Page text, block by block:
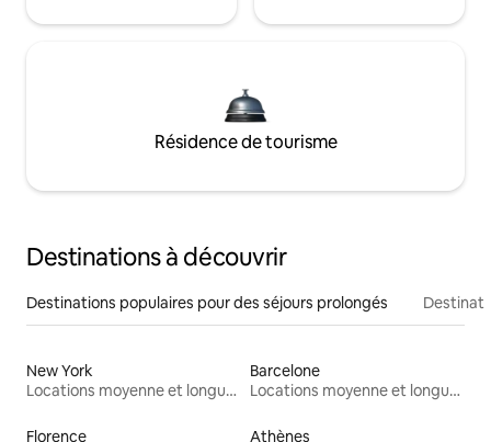
Résidence de tourisme
Destinations à découvrir
Destinations populaires pour des séjours prolongés
New York
Locations moyenne et longue durée
Barcelone
Locations moyenne et longue durée
Florence Athènes